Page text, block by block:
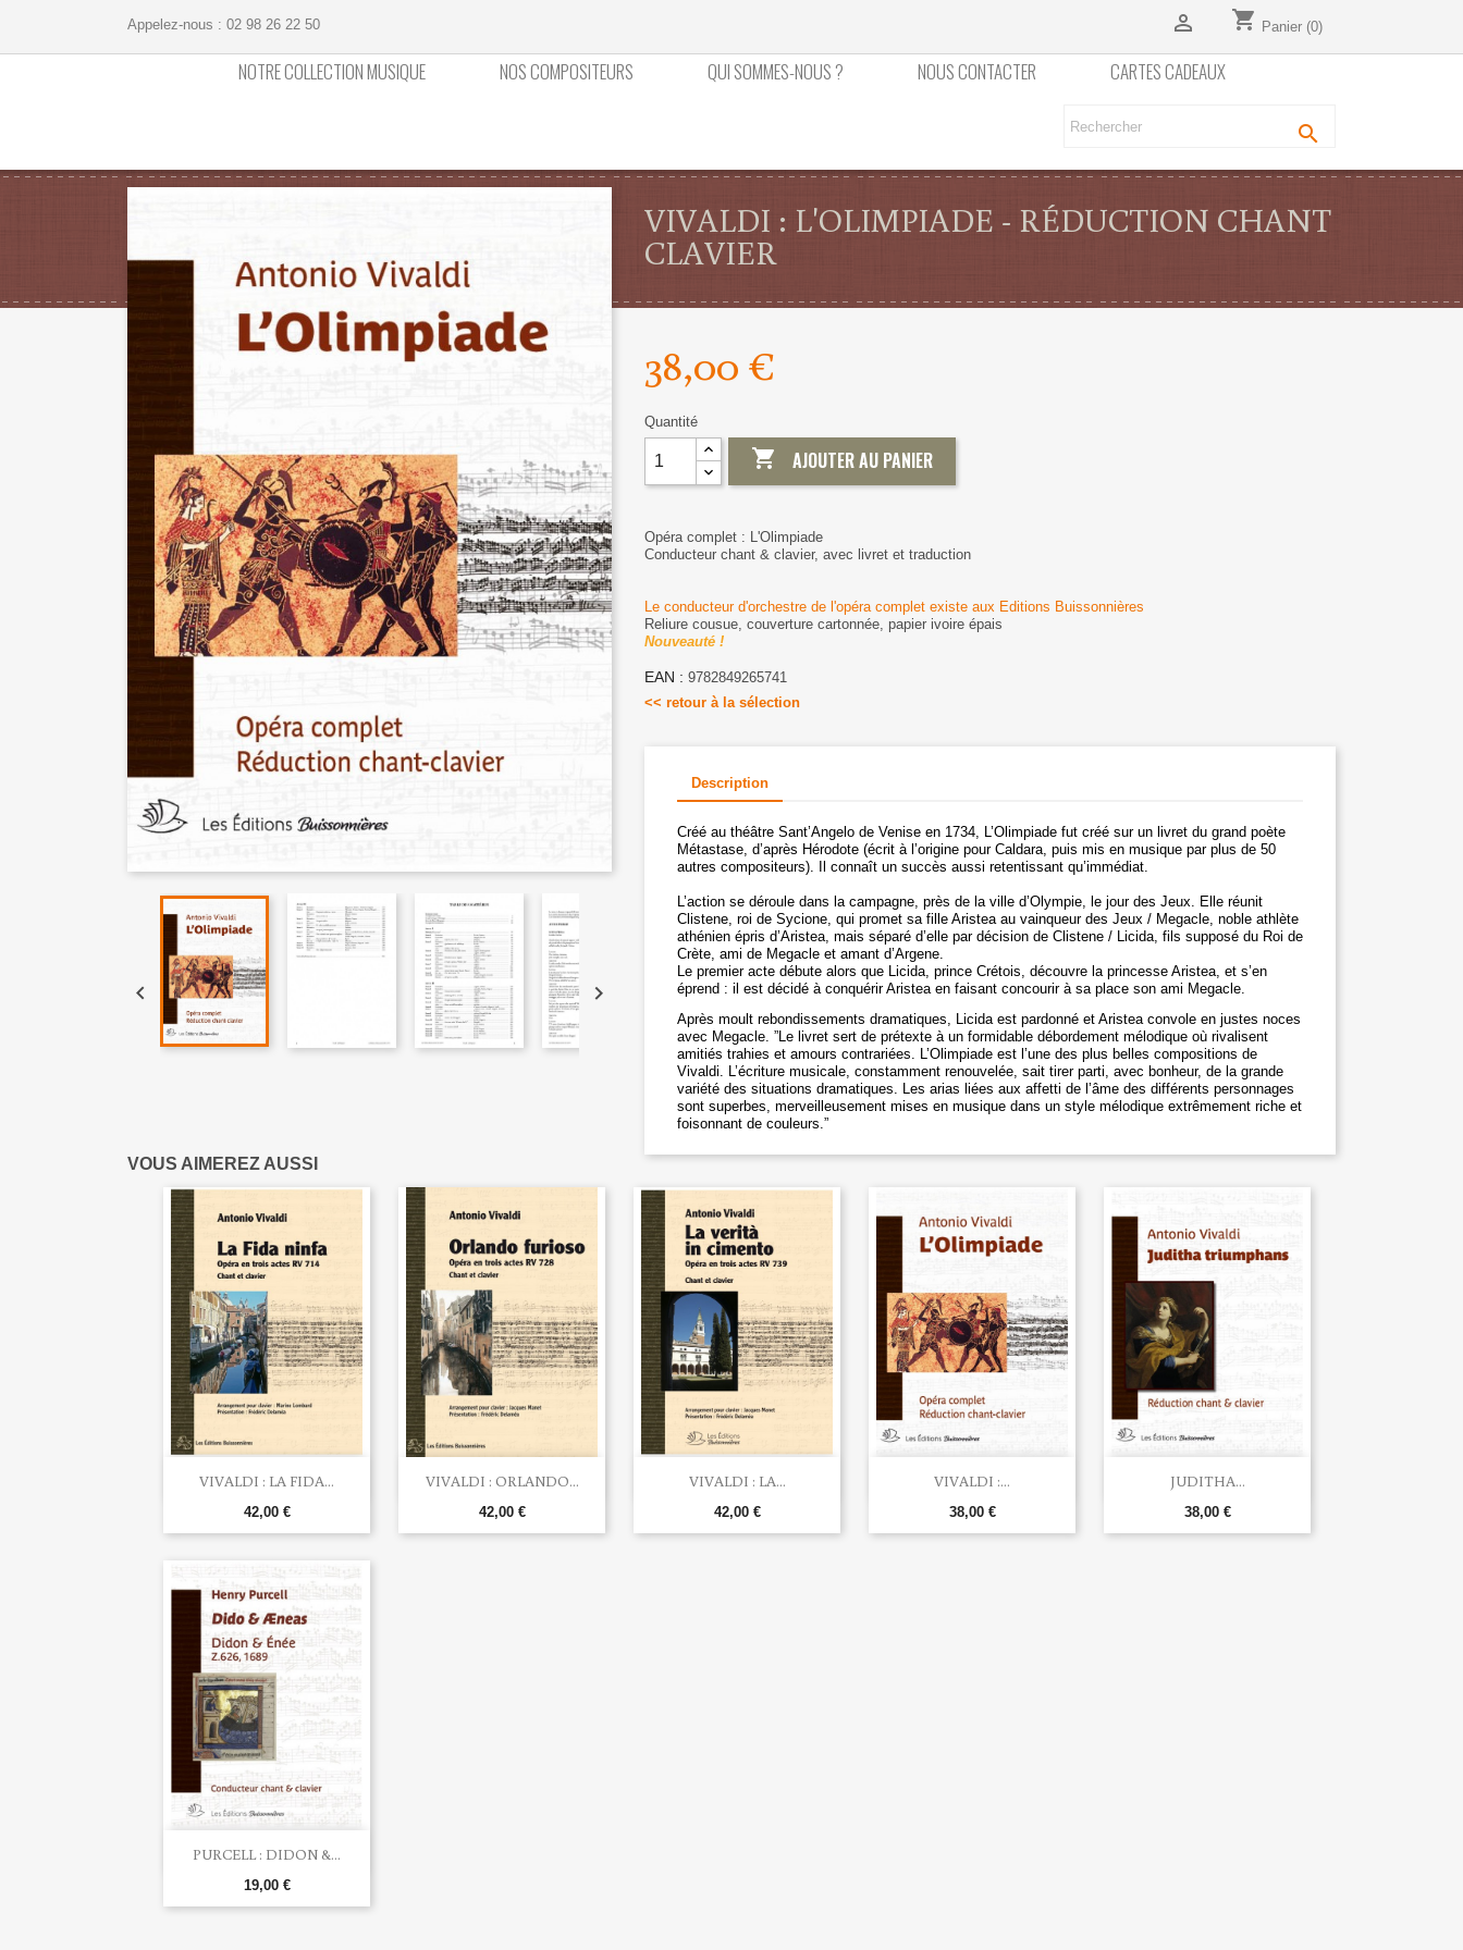
Appelez-nous : 02 98 26 22 50  shopping_cart Panier (0)
NOTRE COLLECTION MUSIQUE NOS COMPOSITEURS QUI SOMMES-NOUS ? NOUS CONTACTER CARTES CADEAUX

 
VIVALDI : L'OLIMPIADE - RÉDUCTION CHANT
CLAVIER
38,00 €
Quantité
 AJOUTER AU PANIER
Opéra complet : L'Olimpiade
Conducteur chant & clavier, avec livret et traduction
Le conducteur d'orchestre de l'opéra complet existe aux Editions Buissonnières
Reliure cousue, couverture cartonnée, papier ivoire épais
Nouveauté !
EAN : 9782849265741
<< retour à la sélection
Description
Créé au théâtre Sant’Angelo de Venise en 1734,
L’Olimpiade fut créé sur un livret du grand poète
Métastase, d’après Hérodote (écrit à l’origine pour Caldara, puis mis en musique par plus de 50
autres compositeurs). Il connaît un succès aussi retentissant qu’immédiat.
L’action se déroule dans la campagne, près de la ville d’Olympie, le jour des Jeux. Elle réunit
Clistene, roi de Sycione, qui promet sa fille Aristea au vainqueur des Jeux / Megacle, noble athlète
athénien épris d’Aristea, mais séparé d’elle par décision de Clistene / Licida, fils supposé du Roi de
Crète, ami de Megacle et amant d’Argene.
Le premier acte débute alors que Licida, prince Crétois, découvre la princesse Aristea, et s’en
éprend : il est décidé à conquérir Aristea en faisant concourir à sa place son ami Megacle.
Après moult rebondissements dramatiques, Licida est pardonné et Aristea convole en justes noces
avec Megacle. ”Le livret sert de prétexte à un formidable débordement mélodique où rivalisent
amitiés trahies et amours contrariées. L’Olimpiade est l’une des plus belles compositions de
Vivaldi. L’écriture musicale, constamment renouvelée, sait tirer parti, avec bonheur, de la grande
variété des situations dramatiques. Les arias liées aux affetti de l’âme des différents personnages
sont superbes, merveilleusement mises en musique dans un style mélodique extrêmement riche et
foisonnant de couleurs.”
VOUS AIMEREZ AUSSI
VIVALDI : LA FIDA...
42,00 €
Aperçu rapide VIVALDI : ORLANDO...
42,00 €
Aperçu rapide VIVALDI : LA...
42,00 €
Aperçu rapide VIVALDI :...
38,00 €
Aperçu rapide JUDITHA...
38,00 €
Aperçu rapide
PURCELL : DIDON &...
19,00 €
Aperçu rapide